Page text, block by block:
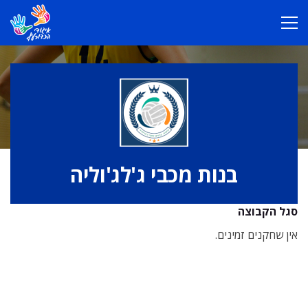
בנות מכבי ג'לג'וליה
סגל הקבוצה
אין שחקנים זמינים.